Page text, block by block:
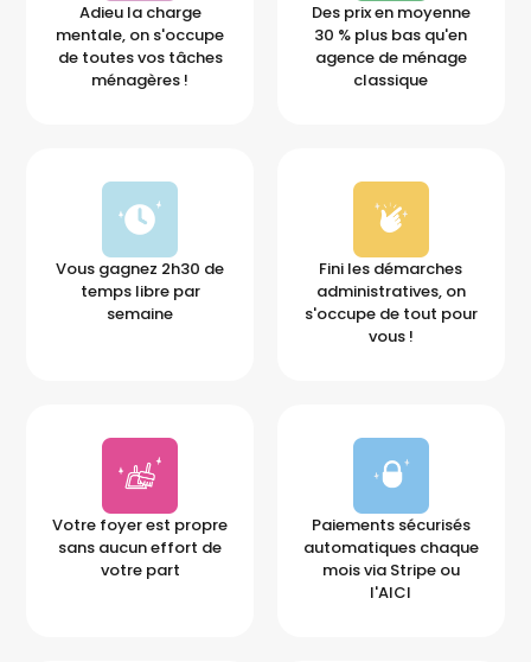
Adieu la charge
mentale, on s'occupe
de toutes vos tâches
ménagères !
Des prix en moyenne
30 % plus bas qu'en
agence de ménage
classique
Vous gagnez 2h30 de
temps libre par
semaine
Fini les démarches
administratives, on
s'occupe de tout pour
vous !
Votre foyer est propre
sans aucun effort de
votre part
Paiements sécurisés
automatiques chaque
mois via Stripe ou
l'AICI